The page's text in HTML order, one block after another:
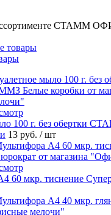
СТАММ
товары
100 г. без обертки
13 руб. / шт
60 мкр. тиснение